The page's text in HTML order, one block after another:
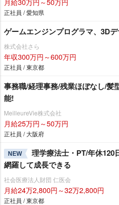
正社員 / 愛知県
ゲームエンジンプログラマ、3D
株式会社さら
年収300万円～600万円
正社員 / 東京都
事務職/経理事務/残業ほぼなし/髪
能!
MeilleureVie株式会社
月給25万円～50万円
正社員 / 大阪府
NEW
理学療法士・PT/年休120
網羅して成長できる
社会医療法人財団 仁医会
月給24万2,800円～32万2,800円
正社員 / 東京都